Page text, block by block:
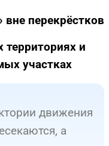
вне перекрёстков
и
участках
движения
а